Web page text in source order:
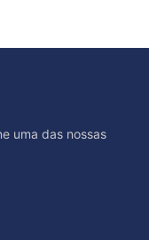
uma das nossas